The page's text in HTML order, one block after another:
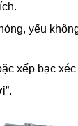
yếu
xếp bạc